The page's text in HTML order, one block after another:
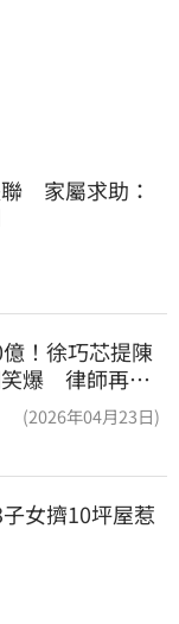
　家屬求助：
！徐巧芯提陳
爆 律師再曬1
(2026年04月23日)
女擠10坪屋惹